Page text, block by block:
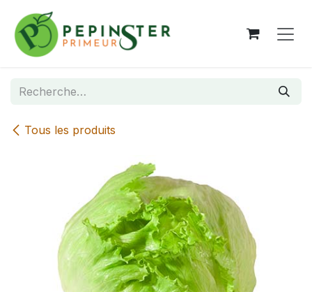
Se rendre au contenu
Tous les produits